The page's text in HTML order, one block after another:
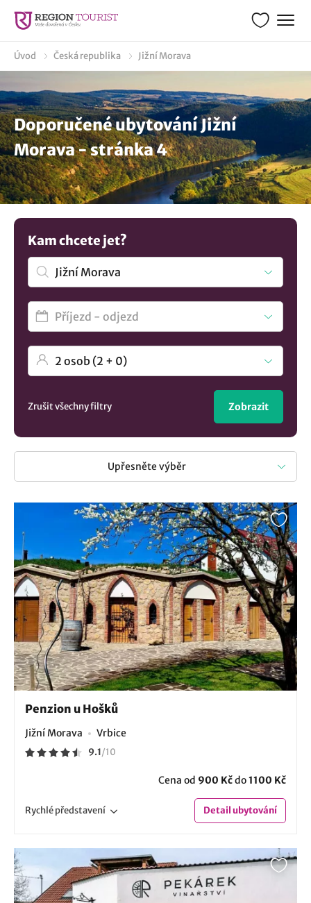
Úvod Česká republika Jižní Morava
Doporučené ubytování Jižní
Morava - stránka 4
Kam chcete jet?
Zrušit všechny filtry Zobrazit
Upřesněte výběr
Penzion u Hošků
Jižní Morava Vrbice
9.1/10
Cena od 900 Kčdo1100 Kč
Rychlépředstavení Detailubytování